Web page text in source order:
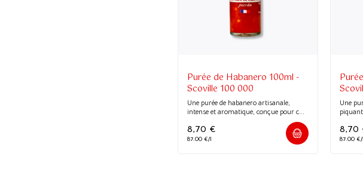
Purée de Habanero 100ml -
Scoville 100 000
Une purée de habanero artisanale,
intense et aromatique, conçue pour c...
8,70 €
87.00 €/l
Une
piquant
8,70
87.00 €/l